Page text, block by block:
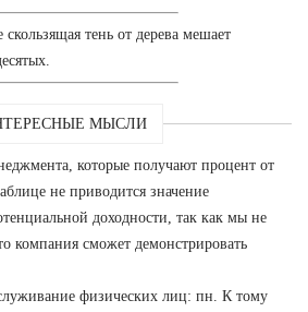
тень от дерева мешает
МЫСЛИ
которые получают процент от
не приводится значение
доходности, так как мы не
компания сможет демонстрировать
физических лиц: пн. К тому